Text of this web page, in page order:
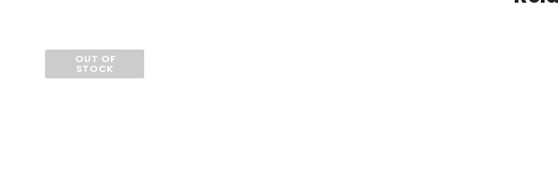
OUT OF
STOCK